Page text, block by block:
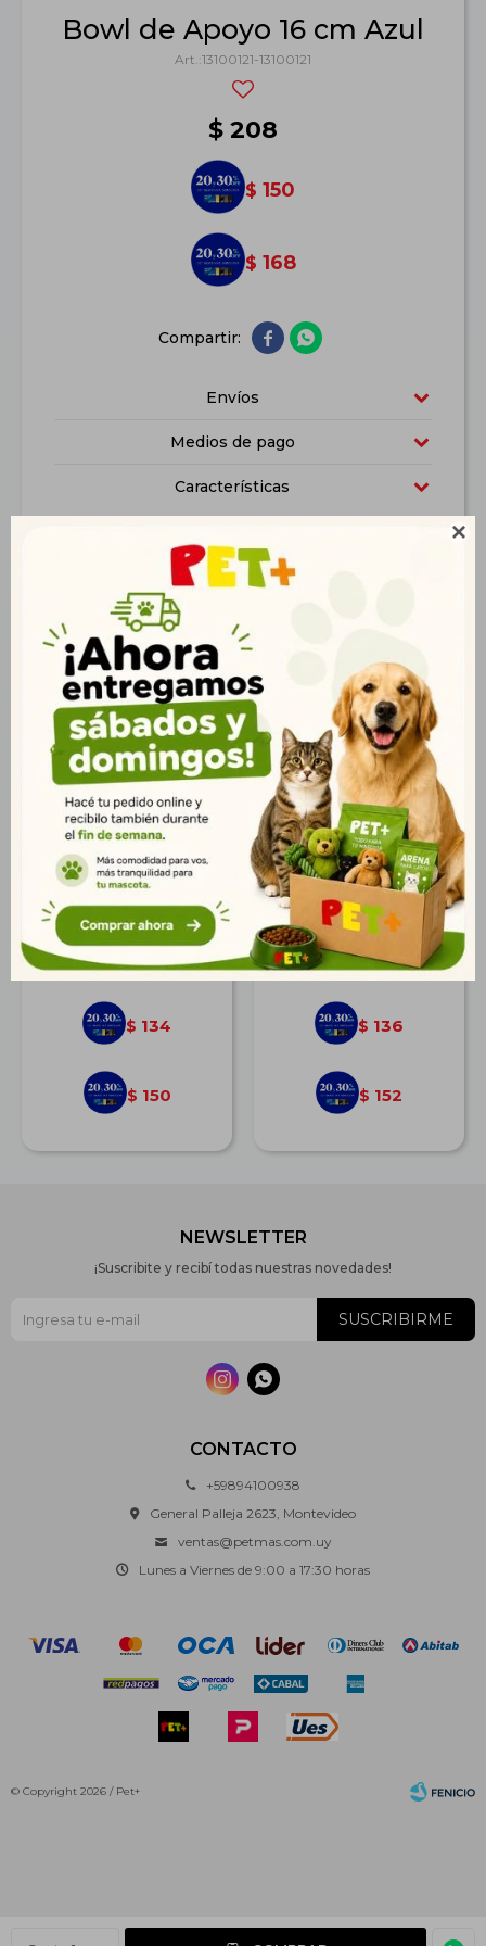

Bowl de Apoyo 16 cm Azul
13100121-13100121
$ 208
$ 150
$ 168
 
Envíos
Medios de pago
Características
Productos que te pueden interesar
Mamadera para
Mascotas 4 Pcs 60 ml
$ 185
$ 134
$ 150
Guante de Baño
$ 188
$ 136
$ 152
CONTACTO
+59894100938
General Palleja 2623, Montevideo
ventas@petmas.com.uy
Lunes a Viernes de 9:00 a 17:30 horas
NEWSLETTER
¡Suscribite y recibí todas nuestras novedades!
SUSCRIBIRME
 
© Copyright 2026 / Pet+
Fenicio